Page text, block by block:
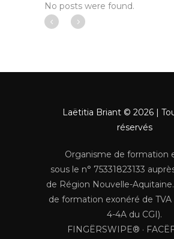
No posts were found.
Laëtitia Briant © 2026 |
réservés
Organisme de formation
sous le n° 75331823133
de Région Nouvelle-
de formation exonéré de TVA
4-4A du CGI).
FINGËRSWIPE® ·